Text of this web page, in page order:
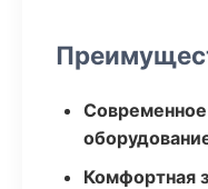
Современное
Комфортная